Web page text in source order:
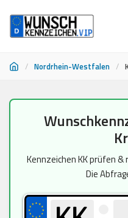
/ Nordrhein-Westfalen /
Kennzeichen KK prüfen
Die